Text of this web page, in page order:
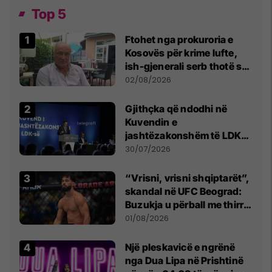
Top 5
Ftohet nga prokuroria e
Kosovës për krime lufte,
ish-gjenerali serb thotë se
dikush e tradhtoi në
02/08/2026
Gjithçka që ndodhi në
Kuvendin e
jashtëzakonshëm të LDK-
së
30/07/2026
“Vrisni, vrisni shqiptarët”,
skandal në UFC Beograd:
Buzukja u përball me thirrje
anti-shqiptare nga
01/08/2026
Një pleskavicë e ngrënë
nga Dua Lipa në Prishtinë